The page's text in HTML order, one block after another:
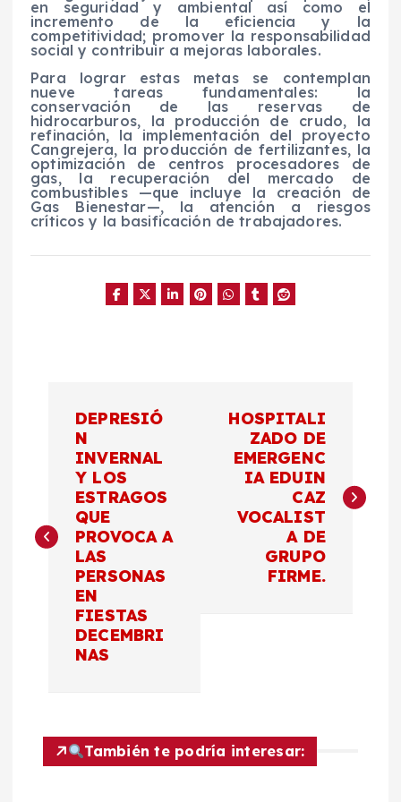
en seguridad y ambiental así como el
incremento de la eficiencia y la
competitividad; promover la responsabilidad
social y contribuir a mejoras laborales.
Para lograr estas metas se contemplan
nueve tareas fundamentales: la
conservación de las reservas de
hidrocarburos, la producción de crudo, la
refinación, la implementación del proyecto
Cangrejera, la producción de fertilizantes, la
optimización de centros procesadores de
gas, la recuperación del mercado de
combustibles —que incluye la creación de
Gas Bienestar—, la atención a riesgos
críticos y la basificación de trabajadores.
e
DEPRESIÓ
N
INVERNAL
Y LOS
ESTRAGOS
QUE
PROVOCA A
LAS
PERSONAS
EN
FIESTAS
DECEMBRI
NAS
HOSPITALI
ZADO DE
EMERGENC
IA EDUIN
CAZ
VOCALIST
A DE
GRUPO
FIRME.
También te podría interesar: